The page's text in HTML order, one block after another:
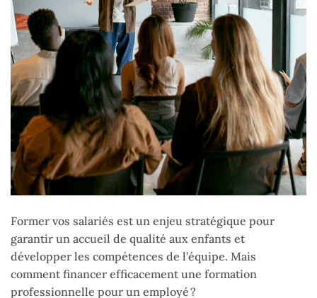
Former vos salariés est un enjeu stratégique pour
garantir un accueil de qualité aux enfants et
développer les compétences de l’équipe. Mais
comment financer efficacement une formation
professionnelle pour un employé ?